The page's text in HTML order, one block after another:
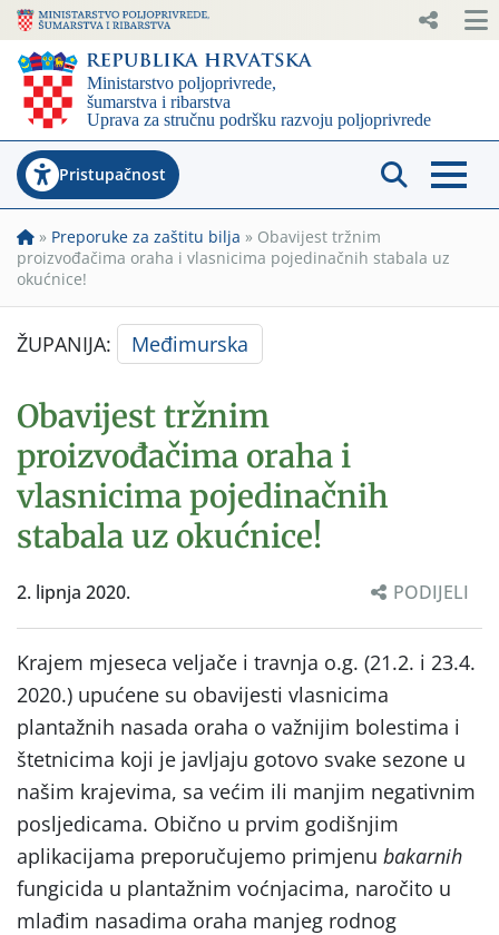
Pristupačnost
» Preporuke za zaštitu bilja » Obavijest tržnim
proizvođačima oraha i vlasnicima pojedinačnih stabala uz
okućnice!
ŽUPANIJA: Međimurska
Obavijest tržnim
proizvođačima oraha i
vlasnicima pojedinačnih
stabala uz okućnice!
2. lipnja 2020. PODIJELI
Krajem mjeseca veljače i travnja o.g. (21.2. i 23.4.
2020.) upućene su obavijesti vlasnicima
plantažnih nasada oraha o važnijim bolestima i
štetnicima koji je javljaju gotovo svake sezone u
našim krajevima, sa većim ili manjim negativnim
posljedicama. Obično u prvim godišnjim
aplikacijama preporučujemo primjenu bakarnih
fungicida u plantažnim voćnjacima, naročito u
mlađim nasadima oraha manjeg rodnog